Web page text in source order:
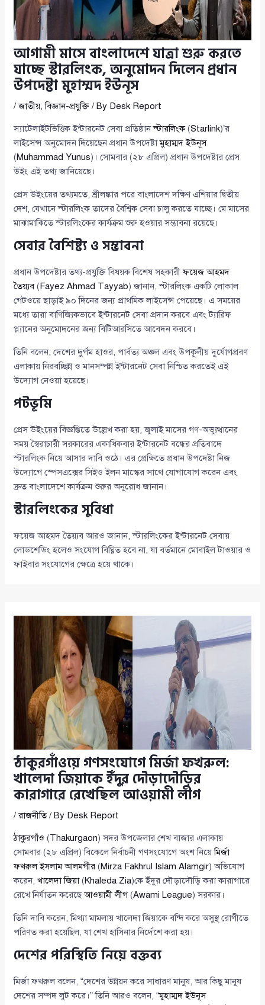
আগামী মাসে বাংলাদেশে যাত্রা শুরু করতে
যাচ্ছে স্টারলিংক, অনুমোদন দিলেন প্রধান
উপদেষ্টা মুহাম্মদ ইউনূস
/জাতীয়,বিজ্ঞান-প্রযুক্তি / By Desk Report
স্যাটেলাইটভিত্তিক ইন্টারনেট সেবা প্রতিষ্ঠানস্টারলিংক(Starlink)’র
লাইসেন্স অনুমোদন দিয়েছেন প্রধান উপদেষ্টামুহাম্মদ ইউনূস
(Muhammad Yunus)। সোমবার (২৮ এপ্রিল) প্রধান উপদেষ্টার প্রেস
উইং এই তথ্য জানিয়েছে।
প্রেস উইংয়ের তথ্যমতে, শ্রীলঙ্কার পরে বাংলাদেশ দক্ষিণ এশিয়ার দ্বিতীয়
দেশ, যেখানে স্টারলিংক তাদের বৈশ্বিক সেবা চালু করতে যাচ্ছে। মে মাসের
মাঝামাঝিতে স্টারলিংকের কার্যক্রম শুরু হওয়ার সম্ভাবনা রয়েছে।
সেবার বৈশিষ্ট্য ও সম্ভাবনা
প্রধান উপদেষ্টার তথ্য-প্রযুক্তি বিষয়ক বিশেষ সহকারীফয়েজ আহমদ
তৈয়্যব(Fayez Ahmad Tayyab) জানান, স্টারলিংক একটি লোকাল
গেটওয়ে ছাড়াই ৯০ দিনের জন্য প্রাথমিক লাইসেন্স পেয়েছে। এ সময়ের
মধ্যে তারা বাণিজ্যিকভাবে ইন্টারনেট সেবা প্রদান করবে এবং ট্যারিফ
প্ল্যানের অনুমোদনের জন্য বিটিআরসিতে আবেদন করবে।
তিনি বলেন, দেশের দুর্গম হাওর, পার্বত্য অঞ্চল এবং উপকূলীয় দুর্যোগপ্রবণ
এলাকায় নিরবচ্ছিন্ন ও মানসম্পন্ন ইন্টারনেট সেবা নিশ্চিত করতেই এই
উদ্যোগ নেওয়া হয়েছে।
পটভূমি
প্রেস উইংয়ের বিজ্ঞপ্তিতে উল্লেখ করা হয়, জুলাই মাসের গণ-অভ্যুত্থানের
সময় স্বৈরাচারী সরকারের একাধিকবার ইন্টারনেট বন্ধের প্রতিবাদে
স্টারলিংক নিয়ে আসার দাবি ওঠে। এর প্রেক্ষিতে প্রধান উপদেষ্টা নিজ
উদ্যোগে স্পেসএক্সের সিইও ইলন মাস্কের সাথে যোগাযোগ করেন এবং
দ্রুত বাংলাদেশে কার্যক্রম শুরুর অনুরোধ জানান।
স্টারলিংকের সুবিধা
ফয়েজ আহমদ তৈয়্যব আরও জানান, স্টারলিংকের ইন্টারনেট সেবায়
লোডশেডিং হলেও সংযোগ বিঘ্নিত হবে না, যা বর্তমানে মোবাইল টাওয়ার ও
ফাইবার সংযোগের ক্ষেত্রে হয়ে থাকে।
ঠাকুরগাঁওয়ে গণসংযোগে মির্জা ফখরুল:
খালেদা জিয়াকে ইঁদুর দৌড়াদৌড়ির
কারাগারে রেখেছিল আওয়ামী লীগ
/রাজনীতি/ By Desk Report
ঠাকুরগাঁও (Thakurgaon) সদর উপজেলার শেখ বাজার এলাকায়
সোমবার (২৮ এপ্রিল) বিকেলে নির্বাচনী গণসংযোগে অংশ নিয়েমির্জা
ফখরুল ইসলাম আলমগীর (Mirza Fakhrul Islam Alamgir) অভিযোগ
করেন,খালেদা জিয়া(Khaleda Zia)কে ইঁদুর দৌড়াদৌড়ি করা কারাগারে
রেখে নির্যাতন করেছেআওয়ামী লীগ(Awami League) সরকার।
তিনি দাবি করেন, মিথ্যা মামলায় খালেদা জিয়াকে বন্দি করে অসুস্থ রোগীতে
পরিণত করা হয়েছিল, যা শেখ হাসিনার নির্দেশে করা হয়।
দেশের পরিস্থিতি নিয়ে বক্তব্য
মির্জা ফখরুল বলেন, “দেশের উন্নয়ন করে সাধারণ মানুষ, আর কিছু মানুষ
দেশের সম্পদ লুট করে।” তিনি আরও বলেন, “মুহাম্মদ ইউনূস